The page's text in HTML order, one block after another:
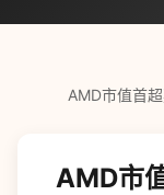
AMD市值首
AMD市